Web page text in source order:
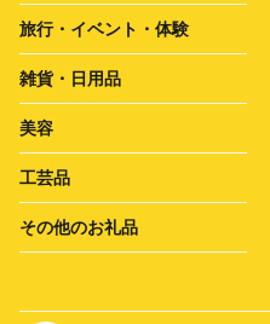
旅行・イベント・体験
雑貨・日用品
美容
工芸品
その他のお礼品